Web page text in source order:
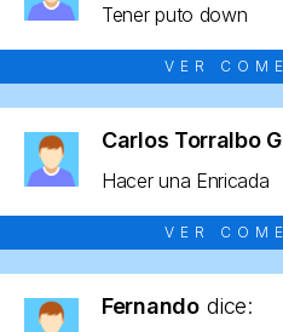
Tener puto down
VER
Carlos Torralbo
Hacer una Enricada
VER
Fernando dice: